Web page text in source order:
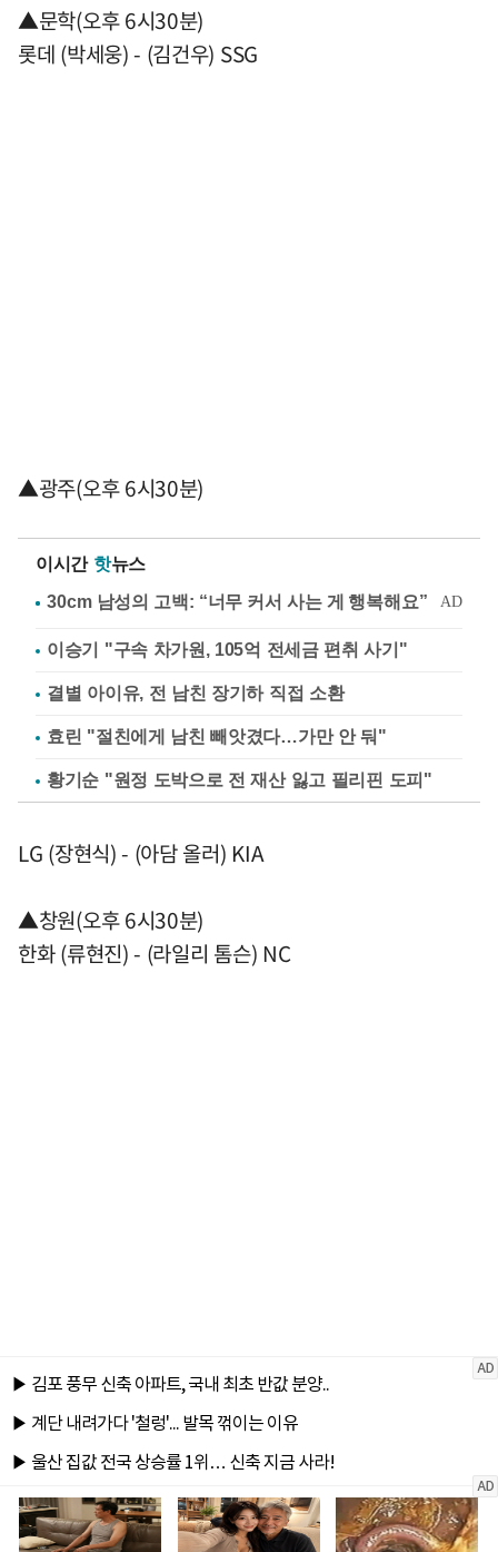
▲문학(오후 6시30분)
롯데 (박세웅) - (김건우) SSG
▲광주(오후 6시30분)
이시간 핫뉴스
이승기 "구속 차가원, 105억 전세금 편취 사기"
결별 아이유, 전 남친 장기하 직접 소환
효린 "절친에게 남친 빼앗겼다…가만 안 둬"
황기순 "원정 도박으로 전 재산 잃고 필리핀 도피"
LG (장현식) - (아담 올러) KIA
▲창원(오후 6시30분)
한화 (류현진) - (라일리 톰슨) NC